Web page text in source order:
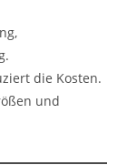
die Kosten.
und